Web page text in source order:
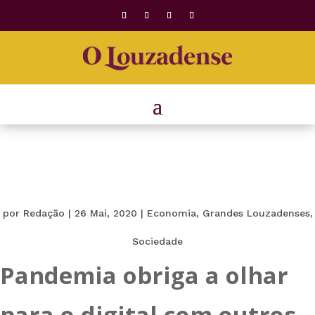
por Redação | 26 Mai, 2020 | Economia, Grandes Louzadenses,
Sociedade
Pandemia obriga a olhar